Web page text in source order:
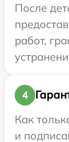
После
работ,
4
Как
и